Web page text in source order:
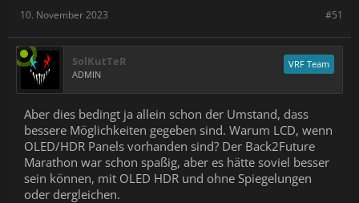
#51
10. November 2023
SolKutTeR
ADMIN
VRF Team
Aber dies bedingt ja allein schon der Umstand, dass
bessere Möglichkeiten gegeben sind. Warum LCD, wenn
OLED/HDR Panels vorhanden sind? Der Back2Future
Marathon war schon spaßig, aber es hätte soviel besser
sein können, mit OLED HDR und ohne Spiegelungen
oder dergleichen.